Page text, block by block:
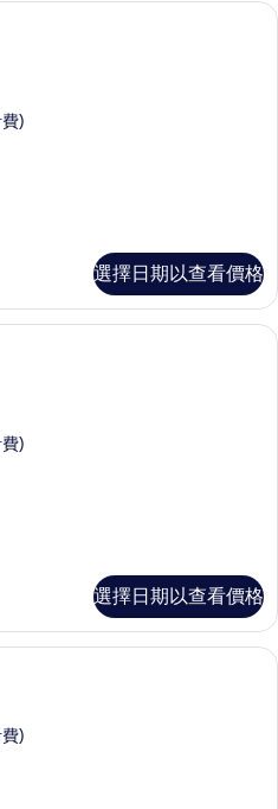
)
選擇日期以查看價格
)
選擇日期以查看價格
奢華雙人房, 庭園景觀 | 書桌、免費無
)